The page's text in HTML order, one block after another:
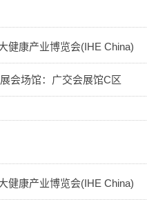
健康产业博览会(IHE China)
会场馆：广交会展馆C区
健康产业博览会(IHE China)